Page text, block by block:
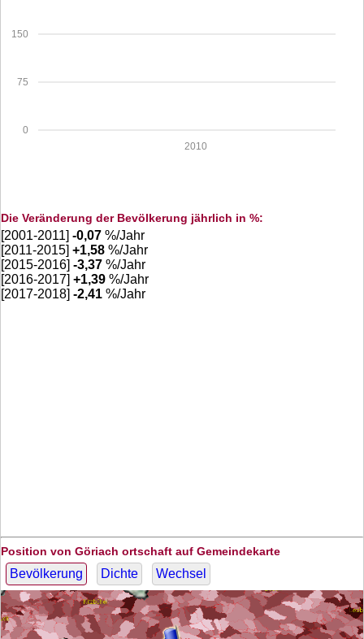
0
75
150
2010
Die Veränderung der Bevölkerung jährlich in %:
[2001-2011] -0,07 %/Jahr
[2011-2015] +1,58 %/Jahr
[2015-2016] -3,37 %/Jahr
[2016-2017] +1,39 %/Jahr
[2017-2018] -2,41 %/Jahr
Position von Göriach ortschaft auf Gemeindekarte
Bevölkerung Dichte Wechsel